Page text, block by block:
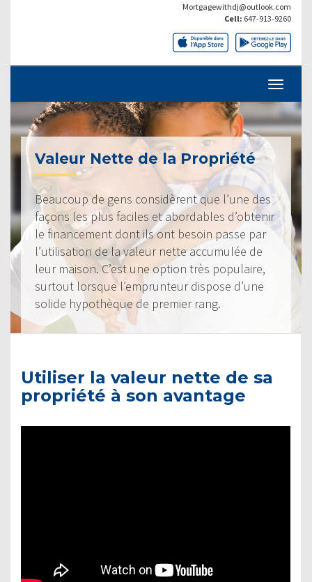
Mortgagewithdj@outlook.com
Cell: 647-913-9260
Valeur Nette de la Propriété
Beaucoup de gens considèrent que l’une des
façons les plus faciles et abordables d’obtenir
le financement dont ils ont besoin passe par
l’utilisation de la valeur nette accumulée de
leur maison. C’est une option très populaire,
surtout lorsque l’emprunteur dispose d’une
solide hypothèque de premier rang.
Utiliser la valeur nette de sa
propriété à son avantage